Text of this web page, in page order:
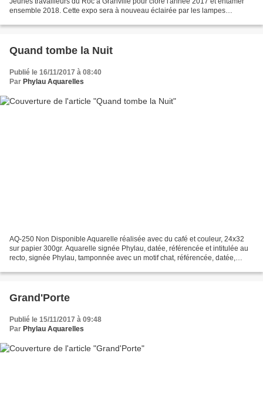
ensemble 2018. Cette expo sera à nouveau éclairée par les lampes
Quand tombe la Nuit
Publié le 16/11/2017 à 08:40
Par Phylau Aquarelles
AQ-250 Non Disponible Aquarelle réalisée avec du café et couleur, 24x32
sur papier 300gr. Aquarelle signée Phylau, datée, référencée et intitulée au
recto, signée Phylau, tamponnée avec un motif chat, référencée, datée,
Grand'Porte
Publié le 15/11/2017 à 09:48
Par Phylau Aquarelles